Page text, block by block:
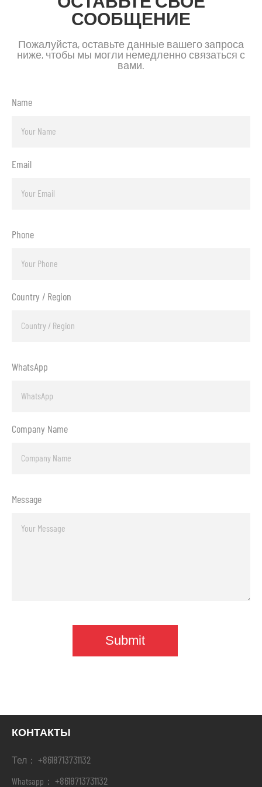
СООБЩЕНИЕ
Пожалуйста, оставьте данные вашего запроса
ниже, чтобы мы могли немедленно связаться с
вами.
Name
Email
Phone
Country / Region
WhatsApp
Company Name
Message
КОНТАКТЫ
Тел： +8618713731132
Whatsapp： +8618713731132